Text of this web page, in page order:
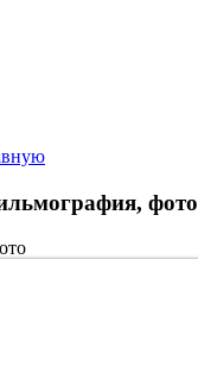
фото